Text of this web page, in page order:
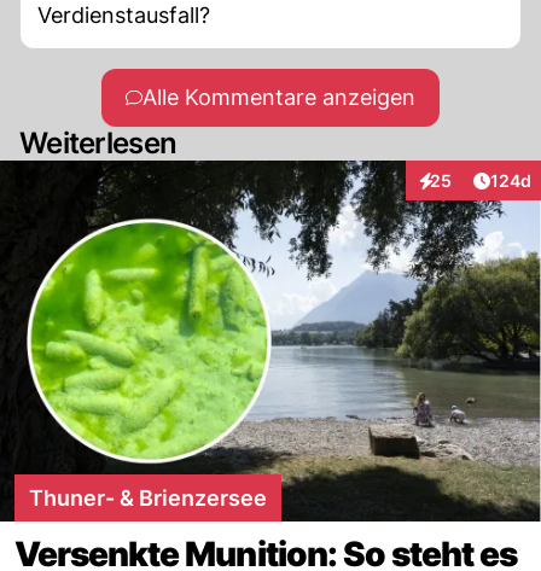
Verdienstausfall?
Alle Kommentare anzeigen
Weiterlesen
25
Interaktionen
124d
Thuner- & Brienzersee
Versenkte Munition: So steht es